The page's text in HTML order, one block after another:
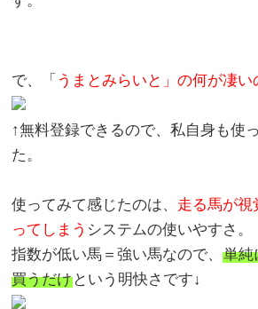
で、「 うまとみらいと」の何が凄い
↑無料登録できるので、私自身も使
た。
使ってみて感じたのは、 走る馬が視
ってしまう システムの使いやすさ。
指数が低い馬＝強い馬なので、単純
買うだけという明快さです↓